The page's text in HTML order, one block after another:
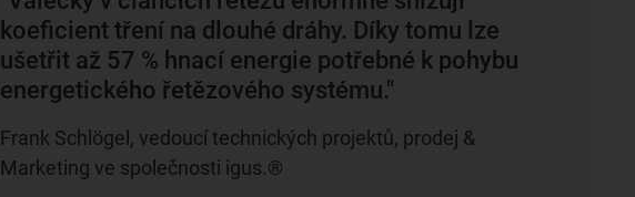
koeficient tření na dlouhé dráhy. Díky tomu lze
ušetřit až 57 % hnací energie potřebné k pohybu
energetického řetězového systému."
Frank Schlögel, vedoucí technických projektů, prodej &
Marketing ve společnosti igus.®